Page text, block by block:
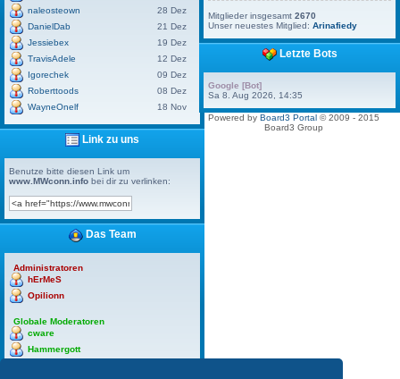
naleosteown
28 Dez
DanielDab
21 Dez
Jessiebex
19 Dez
TravisAdele
12 Dez
Igorechek
09 Dez
Roberttoods
08 Dez
WayneOnelf
18 Nov
Link zu uns
Benutze bitte diesen Link um
www.MWconn.info bei dir zu verlinken:
Das Team
Administratoren
hErMeS
Opilionn
Globale Moderatoren
cware
Hammergott
Mitglieder insgesamt2670
Unser neuestes Mitglied:Arinafiedy
Letzte Bots
Google [Bot]
Sa 8. Aug 2026, 14:35
Powered by Board3 Portal© 2009 - 2015
Board3 Group